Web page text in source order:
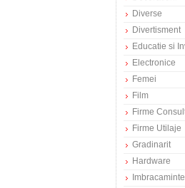
Diverse
Divertisment
Educatie si
Electronice
Femei
Film
Firme
Firme Utilaje
Gradinarit
Hardware
Imbracaminte